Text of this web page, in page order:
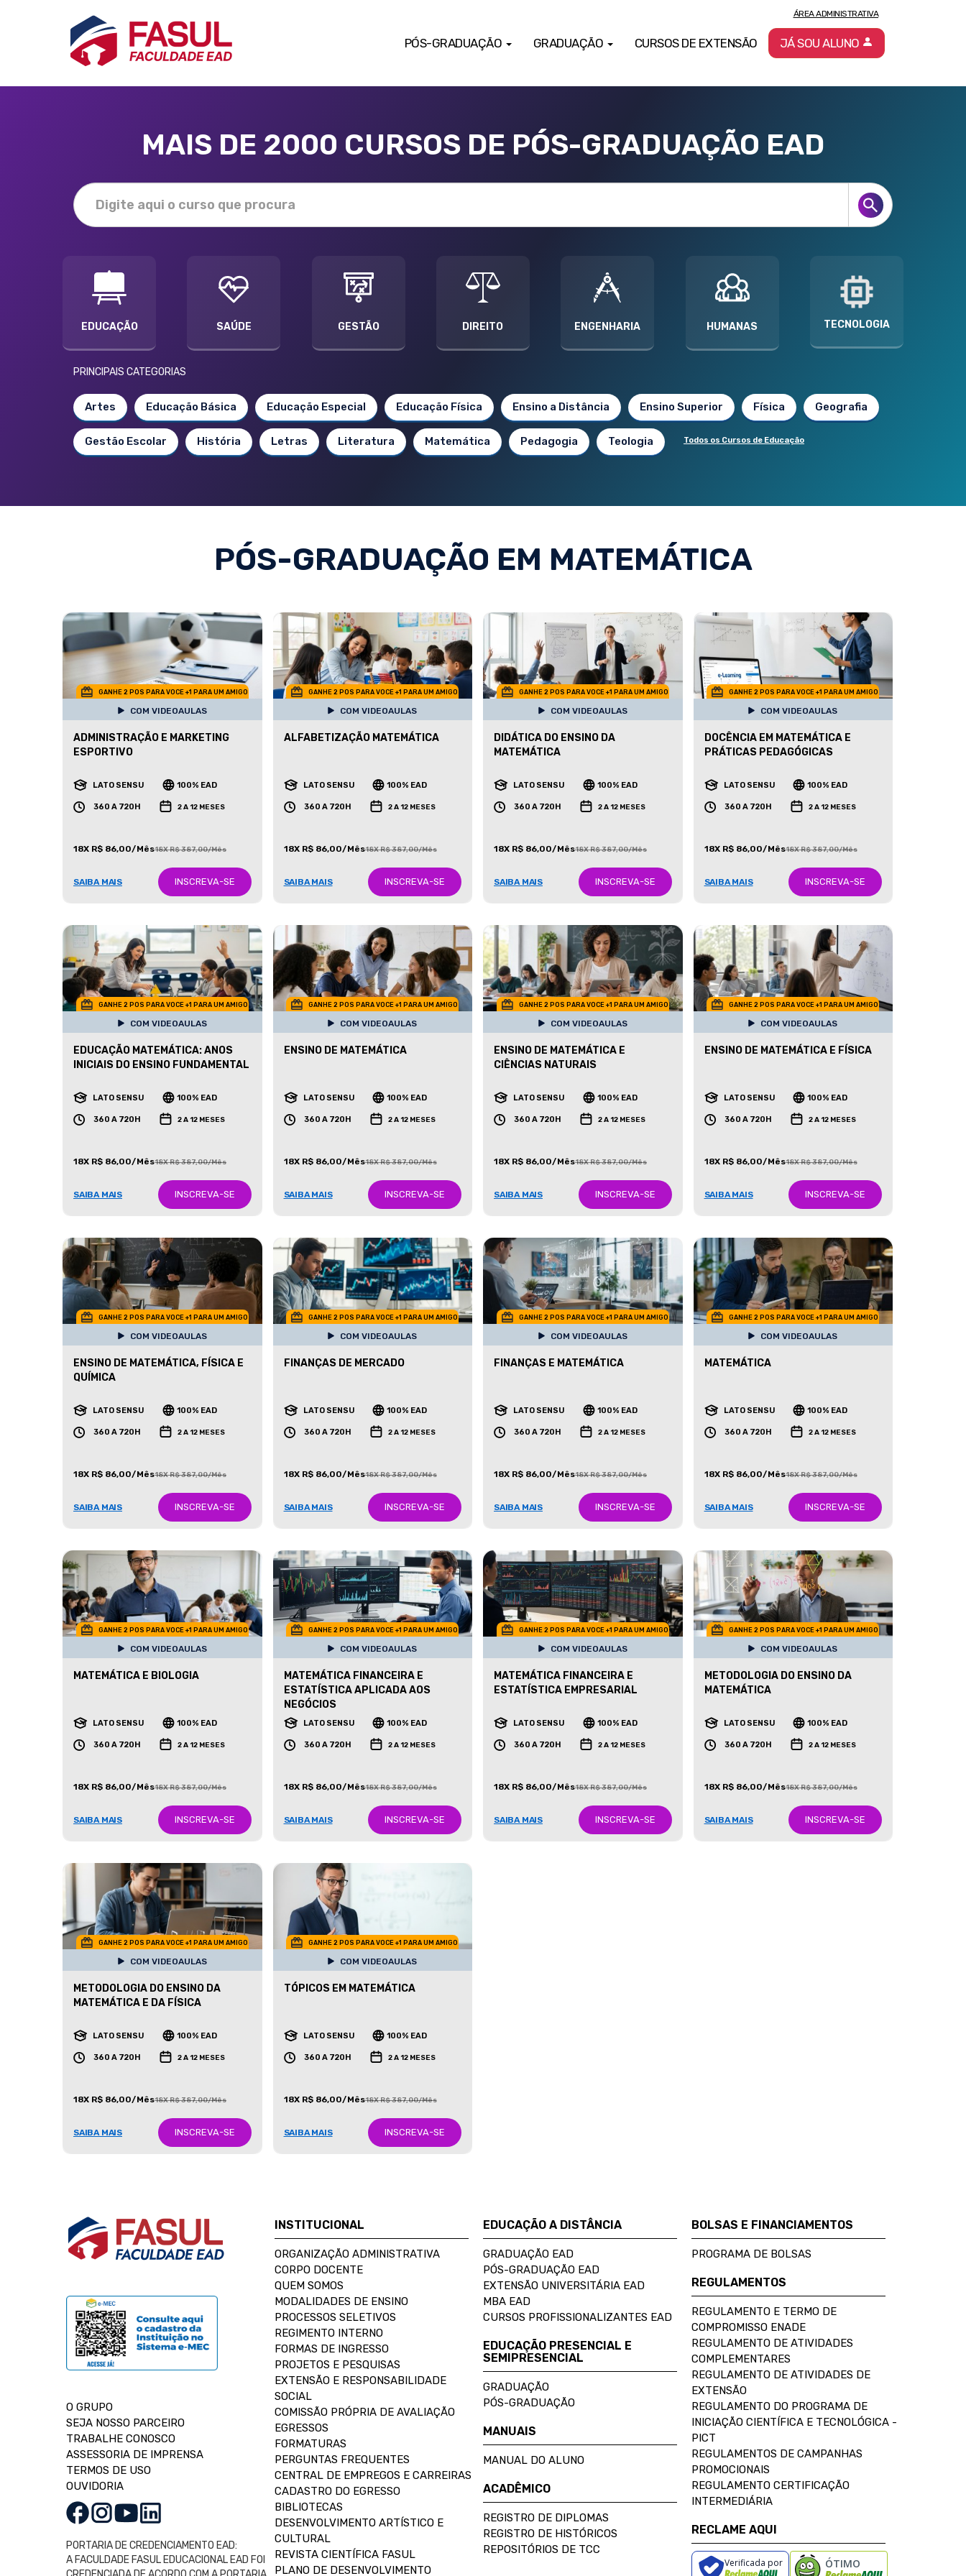
PÓS-GRADUAÇÃO GRADUAÇÃO CURSOS DE EXTENSÃO
ÁREA ADMINISTRATIVA
JÁ SOU ALUNO
MAIS DE 2000 CURSOS DE PÓS-GRADUAÇÃO EAD
EDUCAÇÃO SAÚDE GESTÃO DIREITO ENGENHARIA HUMANAS TECNOLOGIA
PRINCIPAIS CATEGORIAS
Artes Educação Básica Educação Especial Educação Física Ensino a Distância Ensino Superior Física Geografia
Gestão Escolar História Letras Literatura Matemática Pedagogia Teologia Todos os Cursos de Educação
PÓS-GRADUAÇÃO EM MATEMÁTICA
GANHE 2 POS PARA VOCE +1 PARA UM AMIGO
COM VIDEOAULAS
ADMINISTRAÇÃO E MARKETING
ESPORTIVO
LATO SENSU 100% EAD
360 A 720H 2 A 12 MESES
18X R$ 86,00/Mês18X R$ 387,00/Mês
SAIBA MAIS INSCREVA-SE
GANHE 2 POS PARA VOCE +1 PARA UM AMIGO
COM VIDEOAULAS
ALFABETIZAÇÃO MATEMÁTICA
LATO SENSU 100% EAD
360 A 720H 2 A 12 MESES
18X R$ 86,00/Mês18X R$ 387,00/Mês
SAIBA MAIS INSCREVA-SE
GANHE 2 POS PARA VOCE +1 PARA UM AMIGO
COM VIDEOAULAS
DIDÁTICA DO ENSINO DA
MATEMÁTICA
LATO SENSU 100% EAD
360 A 720H 2 A 12 MESES
18X R$ 86,00/Mês18X R$ 387,00/Mês
SAIBA MAIS INSCREVA-SE
GANHE 2 POS PARA VOCE +1 PARA UM AMIGO
COM VIDEOAULAS
DOCÊNCIA EM MATEMÁTICA E
PRÁTICAS PEDAGÓGICAS
LATO SENSU 100% EAD
360 A 720H 2 A 12 MESES
18X R$ 86,00/Mês18X R$ 387,00/Mês
SAIBA MAIS INSCREVA-SE
GANHE 2 POS PARA VOCE +1 PARA UM AMIGO
COM VIDEOAULAS
EDUCAÇÃO MATEMÁTICA: ANOS
INICIAIS DO ENSINO FUNDAMENTAL
LATO SENSU 100% EAD
360 A 720H 2 A 12 MESES
18X R$ 86,00/Mês18X R$ 387,00/Mês
SAIBA MAIS INSCREVA-SE
GANHE 2 POS PARA VOCE +1 PARA UM AMIGO
COM VIDEOAULAS
ENSINO DE MATEMÁTICA
LATO SENSU 100% EAD
360 A 720H 2 A 12 MESES
18X R$ 86,00/Mês18X R$ 387,00/Mês
SAIBA MAIS INSCREVA-SE
GANHE 2 POS PARA VOCE +1 PARA UM AMIGO
COM VIDEOAULAS
ENSINO DE MATEMÁTICA E
CIÊNCIAS NATURAIS
LATO SENSU 100% EAD
360 A 720H 2 A 12 MESES
18X R$ 86,00/Mês18X R$ 387,00/Mês
SAIBA MAIS INSCREVA-SE
GANHE 2 POS PARA VOCE +1 PARA UM AMIGO
COM VIDEOAULAS
ENSINO DE MATEMÁTICA E FÍSICA
LATO SENSU 100% EAD
360 A 720H 2 A 12 MESES
18X R$ 86,00/Mês18X R$ 387,00/Mês
SAIBA MAIS INSCREVA-SE
GANHE 2 POS PARA VOCE +1 PARA UM AMIGO
COM VIDEOAULAS
ENSINO DE MATEMÁTICA, FÍSICA E
QUÍMICA
LATO SENSU 100% EAD
360 A 720H 2 A 12 MESES
18X R$ 86,00/Mês18X R$ 387,00/Mês
SAIBA MAIS INSCREVA-SE
GANHE 2 POS PARA VOCE +1 PARA UM AMIGO
COM VIDEOAULAS
FINANÇAS DE MERCADO
LATO SENSU 100% EAD
360 A 720H 2 A 12 MESES
18X R$ 86,00/Mês18X R$ 387,00/Mês
SAIBA MAIS INSCREVA-SE
GANHE 2 POS PARA VOCE +1 PARA UM AMIGO
COM VIDEOAULAS
FINANÇAS E MATEMÁTICA
LATO SENSU 100% EAD
360 A 720H 2 A 12 MESES
18X R$ 86,00/Mês18X R$ 387,00/Mês
SAIBA MAIS INSCREVA-SE
GANHE 2 POS PARA VOCE +1 PARA UM AMIGO
COM VIDEOAULAS
MATEMÁTICA
LATO SENSU 100% EAD
360 A 720H 2 A 12 MESES
18X R$ 86,00/Mês18X R$ 387,00/Mês
SAIBA MAIS INSCREVA-SE
GANHE 2 POS PARA VOCE +1 PARA UM AMIGO
COM VIDEOAULAS
MATEMÁTICA E BIOLOGIA
LATO SENSU 100% EAD
360 A 720H 2 A 12 MESES
18X R$ 86,00/Mês18X R$ 387,00/Mês
SAIBA MAIS INSCREVA-SE
GANHE 2 POS PARA VOCE +1 PARA UM AMIGO
COM VIDEOAULAS
MATEMÁTICA FINANCEIRA E
ESTATÍSTICA APLICADA AOS
NEGÓCIOS
LATO SENSU 100% EAD
360 A 720H 2 A 12 MESES
18X R$ 86,00/Mês18X R$ 387,00/Mês
SAIBA MAIS INSCREVA-SE
GANHE 2 POS PARA VOCE +1 PARA UM AMIGO
COM VIDEOAULAS
MATEMÁTICA FINANCEIRA E
ESTATÍSTICA EMPRESARIAL
LATO SENSU 100% EAD
360 A 720H 2 A 12 MESES
18X R$ 86,00/Mês18X R$ 387,00/Mês
SAIBA MAIS INSCREVA-SE
GANHE 2 POS PARA VOCE +1 PARA UM AMIGO
COM VIDEOAULAS
METODOLOGIA DO ENSINO DA
MATEMÁTICA
LATO SENSU 100% EAD
360 A 720H 2 A 12 MESES
18X R$ 86,00/Mês18X R$ 387,00/Mês
SAIBA MAIS INSCREVA-SE
GANHE 2 POS PARA VOCE +1 PARA UM AMIGO
COM VIDEOAULAS
METODOLOGIA DO ENSINO DA
MATEMÁTICA E DA FÍSICA
LATO SENSU 100% EAD
360 A 720H 2 A 12 MESES
18X R$ 86,00/Mês18X R$ 387,00/Mês
SAIBA MAIS INSCREVA-SE
GANHE 2 POS PARA VOCE +1 PARA UM AMIGO
COM VIDEOAULAS
TÓPICOS EM MATEMÁTICA
LATO SENSU 100% EAD
360 A 720H 2 A 12 MESES
18X R$ 86,00/Mês18X R$ 387,00/Mês
SAIBA MAIS INSCREVA-SE
O GRUPO
SEJA NOSSO PARCEIRO
TRABALHE CONOSCO
ASSESSORIA DE IMPRENSA
TERMOS DE USO
OUVIDORIA
PORTARIA DE CREDENCIAMENTO EAD:
A FACULDADE FASUL EDUCACIONAL EAD FOI
INSTITUCIONAL
ORGANIZAÇÃO ADMINISTRATIVA
CORPO DOCENTE
QUEM SOMOS
MODALIDADES DE ENSINO
PROCESSOS SELETIVOS
REGIMENTO INTERNO
FORMAS DE INGRESSO
PROJETOS E PESQUISAS
EXTENSÃO E RESPONSABILIDADE
SOCIAL
COMISSÃO PRÓPRIA DE AVALIAÇÃO
EGRESSOS
FORMATURAS
PERGUNTAS FREQUENTES
CENTRAL DE EMPREGOS E CARREIRAS
CADASTRO DO EGRESSO
BIBLIOTECAS
DESENVOLVIMENTO ARTÍSTICO E
CULTURAL
REVISTA CIENTÍFICA FASUL
PLANO DE DESENVOLVIMENTO
EDUCAÇÃO A DISTÂNCIA
GRADUAÇÃO EAD
PÓS-GRADUAÇÃO EAD
EXTENSÃO UNIVERSITÁRIA EAD
MBA EAD
CURSOS PROFISSIONALIZANTES EAD
EDUCAÇÃO PRESENCIAL E
SEMIPRESENCIAL
GRADUAÇÃO
PÓS-GRADUAÇÃO
MANUAIS
MANUAL DO ALUNO
ACADÊMICO
REGISTRO DE DIPLOMAS
REGISTRO DE HISTÓRICOS
REPOSITÓRIOS DE TCC
BOLSAS E FINANCIAMENTOS
PROGRAMA DE BOLSAS
REGULAMENTOS
REGULAMENTO E TERMO DE
COMPROMISSO ENADE
REGULAMENTO DE ATIVIDADES
COMPLEMENTARES
REGULAMENTO DE ATIVIDADES DE
EXTENSÃO
REGULAMENTO DO PROGRAMA DE
INICIAÇÃO CIENTÍFICA E TECNOLÓGICA -
PICT
REGULAMENTOS DE CAMPANHAS
PROMOCIONAIS
REGULAMENTO CERTIFICAÇÃO
INTERMEDIÁRIA
RECLAME AQUI
Verificada por ÓTIMO